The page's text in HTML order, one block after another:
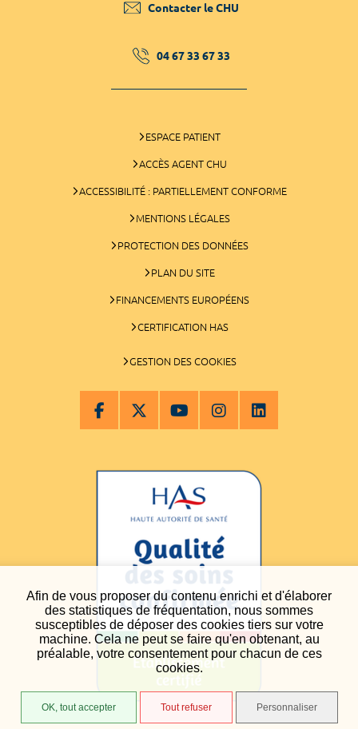
Afin de vous proposer du contenu enrichi et d'élaborer
des statistiques de fréquentation, nous sommes
susceptibles de déposer des cookies tiers sur votre
machine. Cela ne peut se faire qu'en obtenant, au
préalable, votre consentement pour chacun de ces
cookies.
OK, tout accepter Tout refuser Personnaliser
Contacter le CHU
04 67 33 67 33
ESPACE PATIENT
ACCÈS AGENT CHU
ACCESSIBILITÉ : PARTIELLEMENT CONFORME
MENTIONS LÉGALES
PROTECTION DES DONNÉES
PLAN DU SITE
FINANCEMENTS EUROPÉENS
CERTIFICATION HAS
GESTION DES COOKIES